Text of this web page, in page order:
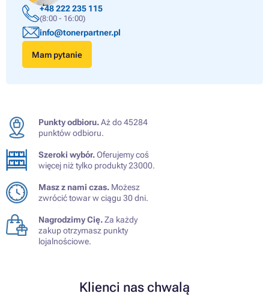
+48 222 235 115
(8:00 - 16:00)
info@tonerpartner.pl
Mam pytanie
Punkty odbioru.Aż do 45284
punktów odbioru.
Szeroki wybór.Oferujemy coś
więcej niż tylko produkty 23000.
Masz z nami czas. Możesz
zwrócić towar w ciągu 30 dni.
Nagrodzimy Cię.Za każdy
zakup otrzymasz punkty
lojalnościowe.
Klienci nas chwalą